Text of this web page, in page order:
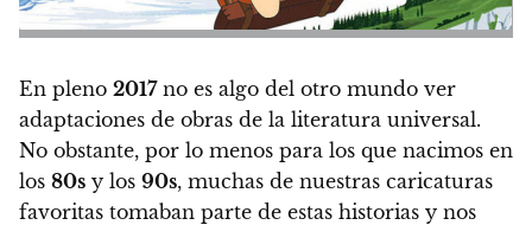
En pleno 2017no es algo del otro mundo ver
adaptaciones de obras de la literatura universal.
No obstante, por lo menos para los que nacimos en
los 80s y los 90s, muchas de nuestras caricaturas
favoritas tomaban parte de estas historias y nos